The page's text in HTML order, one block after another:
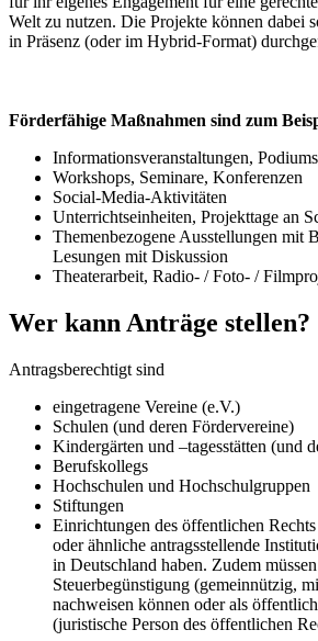
Welt zu nutzen. Die Projekte können dabei
in Präsenz (oder im Hybrid-Format)
Förderfähige Maßnahmen sind zum
Informationsveranstaltungen,
Workshops, Seminare, Konferenzen
Social-Media-Aktivitäten
Unterrichtseinheiten, Projekttage an
Themenbezogene Ausstellungen mit
Lesungen mit Diskussion
Theaterarbeit, Radio- / Foto- /
Wer kann Anträge stellen?
Antragsberechtigt sind
eingetragene Vereine (e.V.)
Schulen (und deren Fördervereine)
Kindergärten und –tagesstätten (und
Berufskollegs
Hochschulen und Hochschulgruppen
Stiftungen
Einrichtungen des öffentlichen
oder ähnliche antragsstellende
in Deutschland haben. Zudem
Steuerbegünstigung (gemeinnützig,
nachweisen können oder als
(juristische Person des öffentlichen